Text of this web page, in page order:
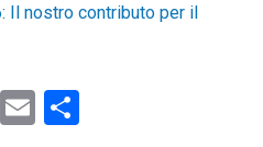
Il nostro contributo per il
E C